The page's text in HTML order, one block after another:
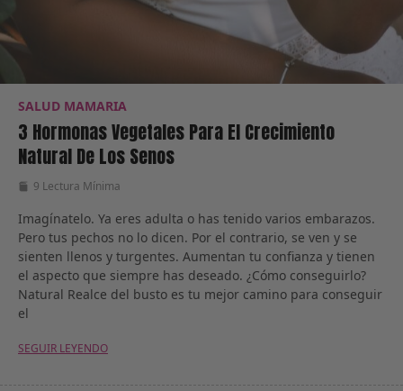
SALUD MAMARIA
3 Hormonas Vegetales Para El Crecimiento
Natural De Los Senos
9 Lectura Mínima
Imagínatelo. Ya eres adulta o has tenido varios embarazos.
Pero tus pechos no lo dicen. Por el contrario, se ven y se
sienten llenos y turgentes. Aumentan tu confianza y tienen
el aspecto que siempre has deseado. ¿Cómo conseguirlo?
Natural Realce del busto es tu mejor camino para conseguir
el
SEGUIR LEYENDO